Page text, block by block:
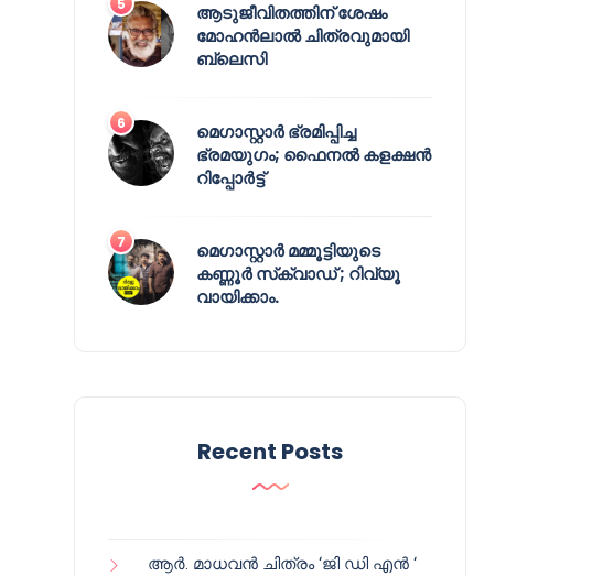
ആടുജീവിതത്തിന് ശേഷം
മോഹൻലാൽ ചിത്രവുമായി
ബ്ലെസി
മെഗാസ്റ്റാർ ഭ്രമിപ്പിച്ച
ഭ്രമയുഗം; ഫൈനൽ കളക്ഷൻ
റിപ്പോർട്ട്
മെഗാസ്റ്റാർ മമ്മൂട്ടിയുടെ
കണ്ണൂർ സ്‌ക്വാഡ് ; റിവ്യൂ
വായിക്കാം.
Recent Posts
ആർ. മാധവൻ ചിത്രം ‘ജി ഡി എൻ ‘